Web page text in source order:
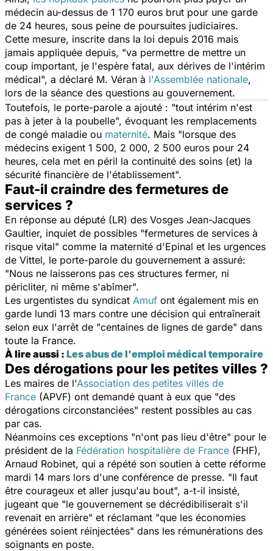
médecin au-dessus de 1 170 euros brut pour une garde
de 24 heures, sous peine de poursuites judiciaires.
Cette mesure, inscrite dans la loi depuis 2016 mais
jamais appliquée depuis, "va permettre de mettre un
coup important, je l'espère fatal, aux dérives de l'intérim
médical", a déclaré M. Véran à l'Assemblée nationale,
lors de la séance des questions au gouvernement.
Toutefois, le porte-parole a ajouté : "tout intérim n'est
pas à jeter à la poubelle", évoquant les remplacements
de congé maladie ou maternité. Mais "lorsque des
médecins exigent 1 500, 2 000, 2 500 euros pour 24
heures, cela met en péril la continuité des soins (et) la
sécurité financière de l'établissement".
Faut-il craindre des fermetures de
services ?
En réponse au député (LR) des Vosges Jean-Jacques
Gaultier, inquiet de possibles "fermetures de services à
risque vital" comme la maternité d'Epinal et les urgences
de Vittel, le porte-parole du gouvernement a assuré:
"Nous ne laisserons pas ces structures fermer, ni
péricliter, ni même s'abîmer".
Les urgentistes du syndicat Amuf ont également mis en
garde lundi 13 mars contre une décision qui entraînerait
selon eux l'arrêt de "centaines de lignes de garde" dans
toute la France.
À lire aussi : Les abus de l'emploi médical temporaire
Des dérogations pour les petites villes ?
Les maires de l'Association des petites villes de
France (APVF) ont demandé quant à eux que "des
dérogations circonstanciées" restent possibles au cas
par cas.
Néanmoins ces exceptions "n'ont pas lieu d'être" pour le
président de la Fédération hospitalière de France (FHF),
Arnaud Robinet, qui a répété son soutien à cette réforme
mardi 14 mars lors d'une conférence de presse. "Il faut
être courageux et aller jusqu'au bout", a-t-il insisté,
jugeant que "le gouvernement se décrédibiliserait s'il
revenait en arrière" et réclamant "que les économies
générées soient réinjectées" dans les rémunérations des
soignants en poste.